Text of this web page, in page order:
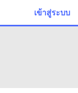
เข้าสู่ระบบ